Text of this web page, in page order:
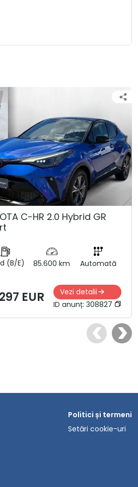
C-HR 2.0 Hybrid GR
(B/E) 85.600 km Automată
EUR
Vezi detalii
ID anunț: 308827
Politici și termeni
Setări cookie-uri